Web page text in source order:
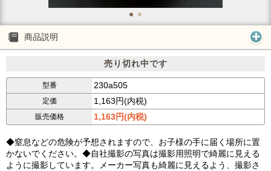
商品説明
売り切れ中です
型番 230a505
定価 1,163円(内税)
販売価格 1,163円(内税)
◆窒息などの危険が予想されますので、お子様の手に届く場所に置
かないでください。◆自社撮影の写真は撮影用照明で綺麗に見える
ように撮影しています。メーカー写真も綺麗に見えるよう、撮影さ